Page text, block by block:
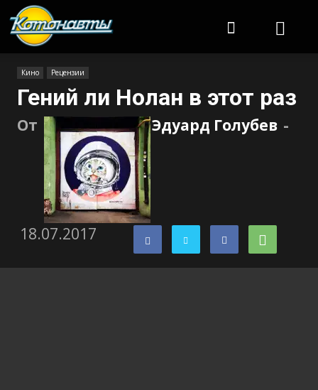
Кино Рецензии
Гений ли Нолан в этот раз
От Эдуард Голубев -
18.07.2017